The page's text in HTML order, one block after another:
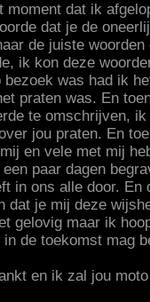
moment dat ik
dat je de
de juiste
ik kon deze
bezoek was had ik
praten was. En
te omschrijven,
jou praten. En
en vele met mij
paar dagen
in ons alle door. En
dat je mij deze
gelovig maar ik
in de toekomst mag
en ik zal jou